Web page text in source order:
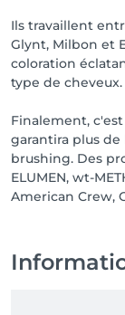
Ils travaillent
Glynt, Milbon et
coloration
type de cheveux.
Finalement, c'est
garantira plus
brushing. Des
ELUMEN, wt-
American Crew,